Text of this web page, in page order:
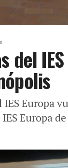
del
Europa
Europa